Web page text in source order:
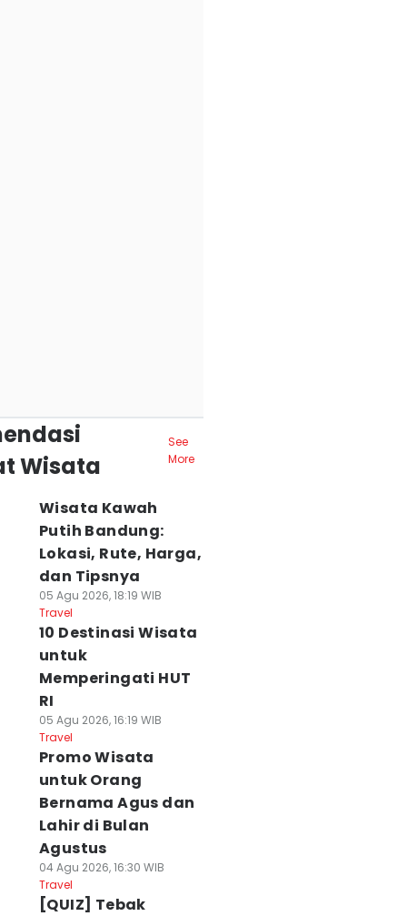
Wisata
See
More
Wisata Kawah
Putih Bandung:
Lokasi, Rute, Harga,
dan Tipsnya
05 Agu 2026, 18:19 WIB
Travel
10 Destinasi Wisata
untuk
Memperingati HUT
RI
05 Agu 2026, 16:19 WIB
Travel
Promo Wisata
untuk Orang
Bernama Agus dan
Lahir di Bulan
Agustus
04 Agu 2026, 16:30 WIB
Travel
[QUIZ] Tebak